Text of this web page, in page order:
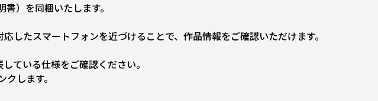
）を同梱いたします。
したスマートフォンを近づけることで、作品情報をご確認いただけます。
ている仕様をご確認ください。
します。